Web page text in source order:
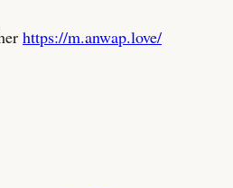
https://m.anwap.love/